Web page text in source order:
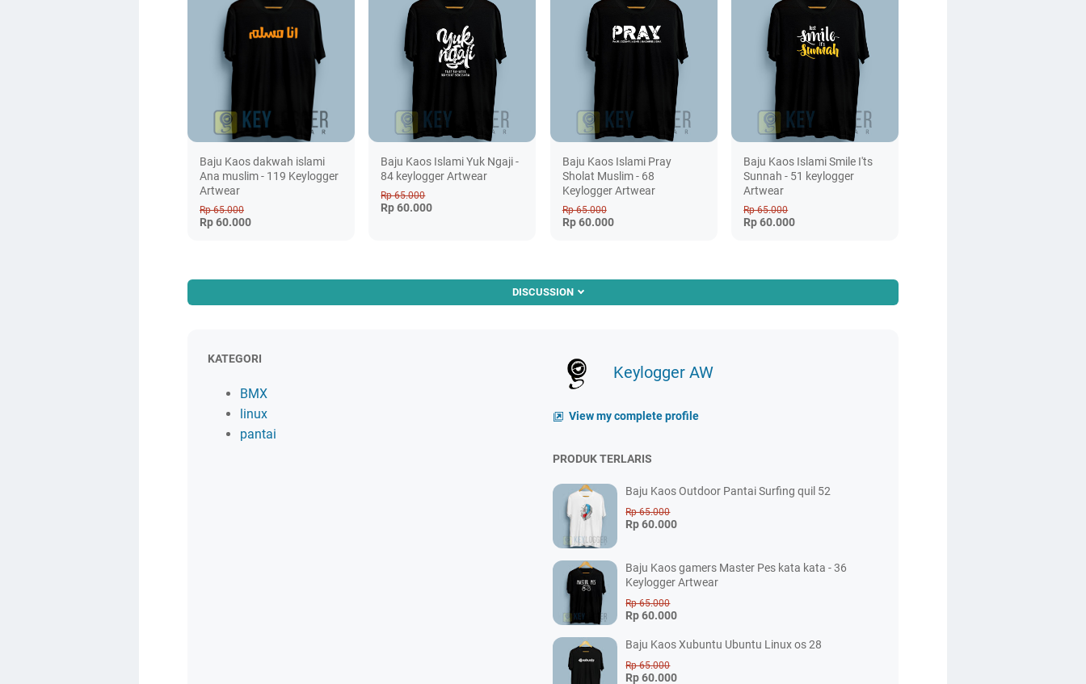
Baju Kaos dakwah islami
Ana muslim - 119 Keylogger
Artwear
Rp 65.000
Rp 60.000
Baju Kaos Islami Yuk Ngaji -
84 keylogger Artwear
Rp 65.000
Rp 60.000
Baju Kaos Islami Pray
Sholat Muslim - 68
Keylogger Artwear
Rp 65.000
Rp 60.000
Baju Kaos Islami Smile I'ts
Sunnah - 51 keylogger
Artwear
Rp 65.000
Rp 60.000
DISCUSSION
KATEGORI
BMX
linux
pantai
Keylogger AW
View my complete profile
PRODUK TERLARIS
Baju Kaos Outdoor Pantai Surfing quil 52
Rp 65.000
Rp 60.000
Baju Kaos gamers Master Pes kata kata - 36
Keylogger Artwear
Rp 65.000
Rp 60.000
Baju Kaos Xubuntu Ubuntu Linux os 28
Rp 65.000
Rp 60.000